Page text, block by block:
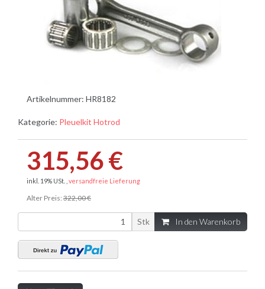
Artikelnummer: HR8182
Kategorie: Pleuelkit Hotrod
315,56 €
inkl. 19% USt. , versandfreie Lieferung
Alter Preis: 322,00 €
Stk In den Warenkorb